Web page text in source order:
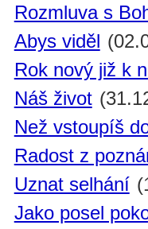
Rozmluva s
Abys viděl
Rok nový již k
Náš život
Než vstoupíš
Radost z
Uznat selhání
Jako posel